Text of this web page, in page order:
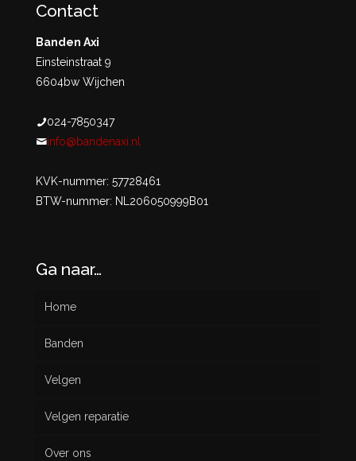
Contact
Banden Axi
Einsteinstraat 9
6604bw Wijchen
024-7850347
info@bandenaxi.nl
KVK-nummer: 57728461
BTW-nummer: NL206050999B01
Ga naar…
Home
Banden
Nieuw
Gebruikt
Velgen
Velgen reparatie
Over ons